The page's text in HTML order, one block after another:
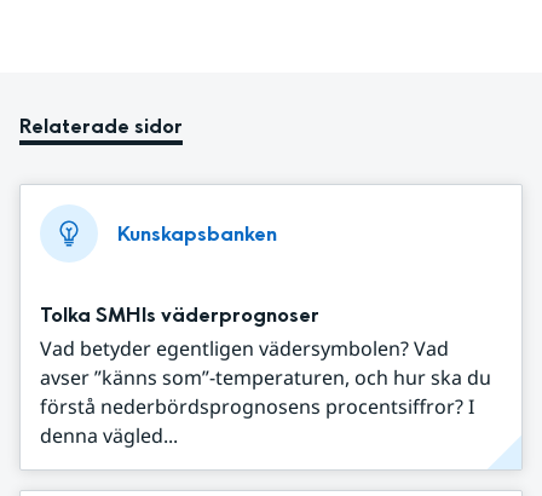
Relaterade sidor
Kunskapsbanken
Tolka SMHIs väderprognoser
Vad betyder egentligen vädersymbolen? Vad
avser ”känns som”-temperaturen, och hur ska du
förstå nederbördsprognosens procentsiffror? I
denna vägled...